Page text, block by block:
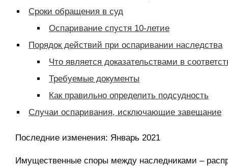
Сроки обращения в суд
Оспаривание спустя 10-летие
Порядок действий при оспаривании наследства
Что является доказательствами в
Требуемые документы
Как правильно определить подсудность
Случаи оспаривания, исключающие завещание
Последние изменения: Январь 2021
Имущественные споры между наследниками –